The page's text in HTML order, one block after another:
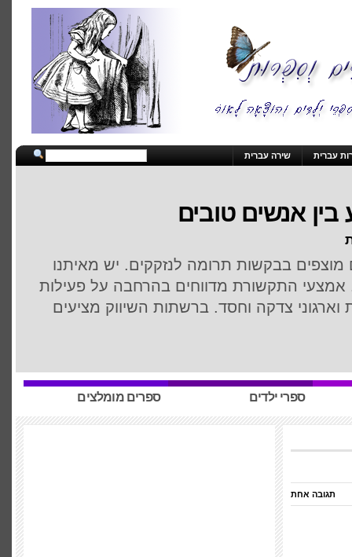
עברית שירה עברית
אנשים טובים
מוצפים בבקשות תרומה לנזקקים. יש מאיתנו
התקשורת מדווחים בהרחבה על פעילות
צדקה וחסד. ברשתות השיווק מציעים
ספרי ילדים ספרים מומלצים
תגובה אחת